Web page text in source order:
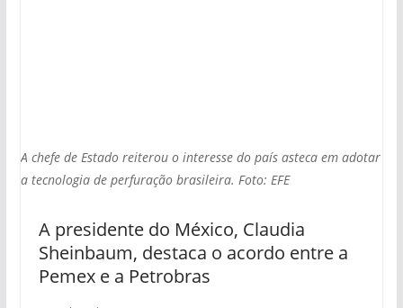
A chefe de Estado reiterou o interesse do país asteca em adotar
a tecnologia de perfuração brasileira. Foto: EFE
A presidente do México, Claudia
Sheinbaum, destaca o acordo entre a
Pemex e a Petrobras